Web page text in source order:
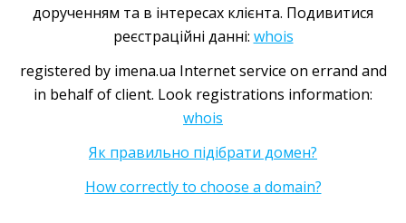
дорученням та в інтересах клієнта. Подивитися
реєстраційні данні: whois
registered by imena.ua Internet service on errand and
in behalf of client. Look registrations information:
whois
Як правильно підібрати домен?
How correctly to choose a domain?